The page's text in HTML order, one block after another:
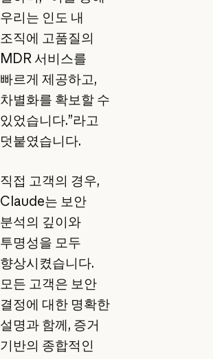
우리는 인도 내
조직에 고품질의
MDR 서비스를
빠르게 제공하고,
차별화를 확보할 수
있었습니다.”라고
덧붙였습니다.
직접 고객의 경우,
Claude는 보안
분석의 깊이와
투명성을 모두
향상시켰습니다.
모든 고객은 보안
결정에 대한 명확한
설명과 함께, 증거
기반의 종합적인